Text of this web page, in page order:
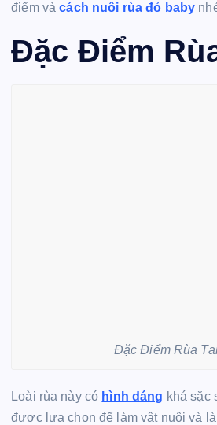
điểm vàcách nuôi rùa đỏ baby
Đặc Điểm
Đặc Điểm Rùa
Loài rùa này có hình dáng khá sặc
được lựa chọn để làm vật nuôi và